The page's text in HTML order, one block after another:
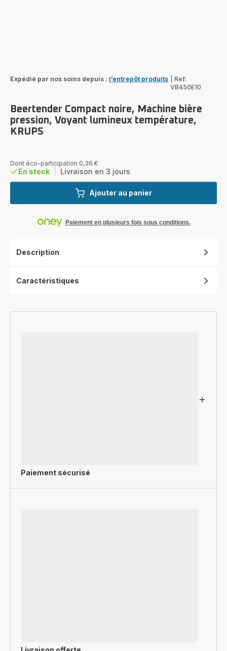
Expédié par nos soins depuis : l’entrepôt produits
Ref:
VB450E10
Beertender Compact noire, Machine bière
pression, Voyant lumineux température,
KRUPS
Dont éco-participation 0,36 €
En stock Livraison en 3 jours
Ajouter au panier
Paiement en plusieurs fois sous conditions.
Description
Caractéristiques
Paiement sécurisé